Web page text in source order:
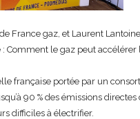
France gaz, et Laurent
Comment le gaz peut
française portée par un
90 % des émissions directes
difficiles à électrifier.